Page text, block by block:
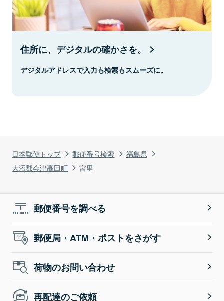
日本郵便トップ 郵便番号検索
福島県
大沼郡会津高田町
宮里
住所に、デジタルの確かさを。
デジタルアドレスで入力も検索もスムーズに。
郵便番号を調べる
郵便局・ATM・ポストをさがす
荷物のお問い合わせ
再配達のご依頼